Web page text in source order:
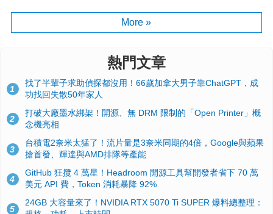
More »
熱門文章
1
找了半輩子求助偵探都沒用！66歲加拿大男子靠ChatGPT，成
功找回失散50年家人
2
打破大廠墨水綁架！開源、無 DRM 限制的「Open Printer」概
念機亮相
3
台積電2奈米太猛了！流片量是3奈米同期的4倍，Google與蘋果
搶首發、輝達與AMD排隊等產能
4
GitHub 狂攬 4 萬星！Headroom 開源工具幫開發者省下 70 萬
美元 API 費，Token 消耗暴降 92%
5
24GB 大容量來了！NVIDIA RTX 5070 Ti SUPER 爆料總整理：